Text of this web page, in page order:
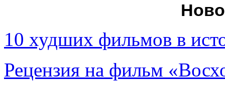
10 худших фильмов в
Рецензия на фильм